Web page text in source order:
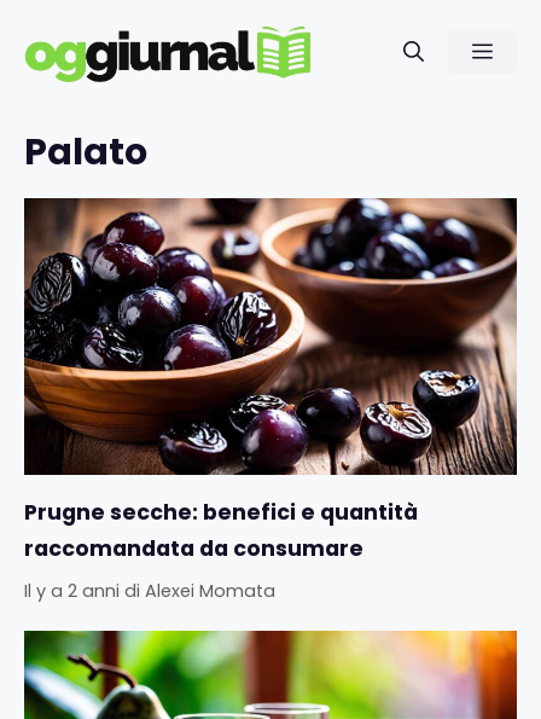
contenuto
Palato
Prugne secche: benefici e quantità
raccomandata da consumare
Il y a 2 anni di Alexei Momata